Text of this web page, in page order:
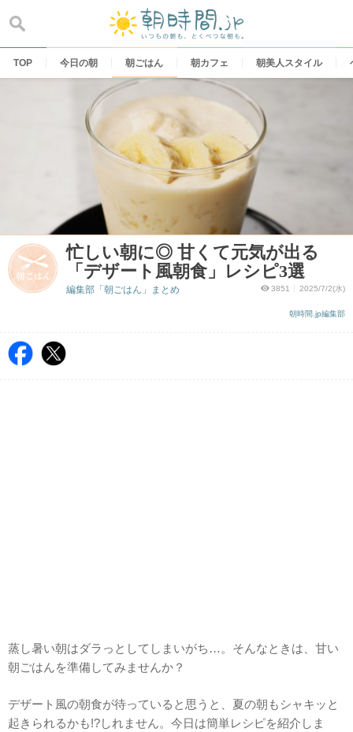
content
TOP 今日の朝 朝ごはん 朝カフェ 朝美人スタイル
忙しい朝に◎ 甘くて元気が出る
「デザート風朝食」レシピ3選
3851 2025/7/2(水)
朝時間.jp編集部
編集部「朝ごはん」まとめ
蒸し暑い朝はダラっとしてしまいがち…。そんなときは、甘い
朝ごはんを準備してみませんか？
デザート風の朝食が待っていると思うと、夏の朝もシャキッと
起きられるかも!?しれません。今日は簡単レシピを紹介しま